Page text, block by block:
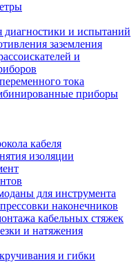
диагностики и испытаний
заземления
и
тока
приборы
кабеля
изоляции
для инструмента
наконечников
кабельных стяжек
и натяжения
и гибки